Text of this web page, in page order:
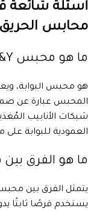
أسئلة شائعة
محابس الحريق
ما هو محبس OS&Y؟
المحبس عبارة عن
شبكات الأنابيب
العمودية للبوابة على
ما هو الفرق
يتمثل الفرق بين
يستخدم قرصًا ثابتًا